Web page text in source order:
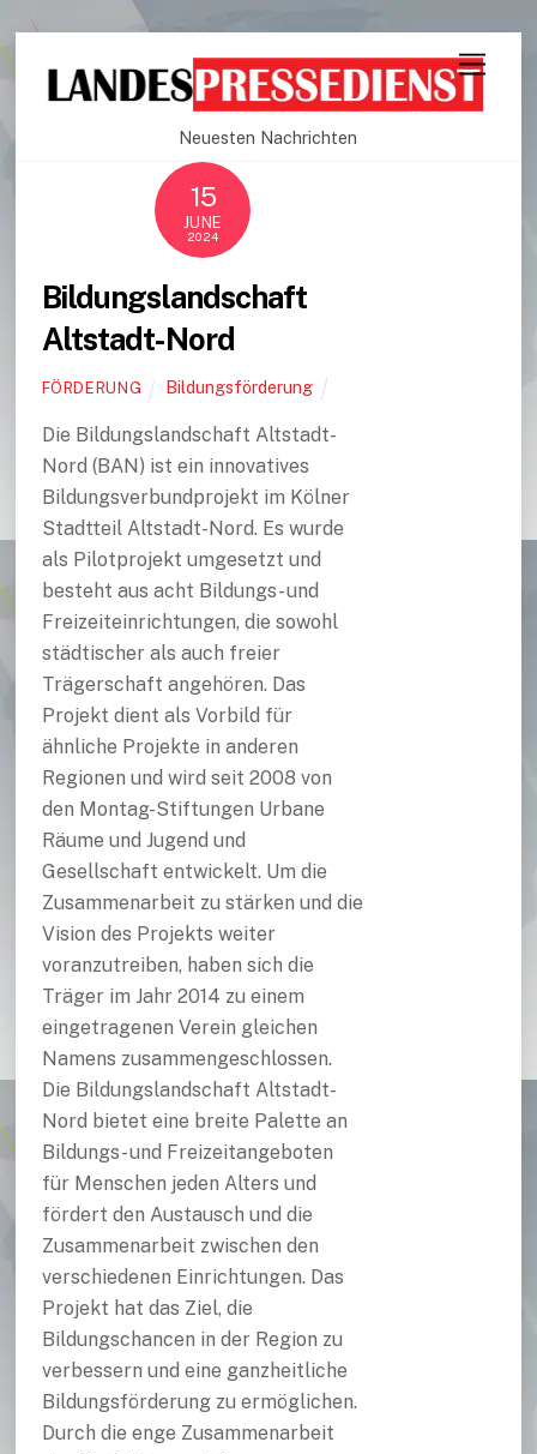
Neuesten Nachrichten
15
JUNE
2024
Bildungslandschaft
Altstadt-Nord
FÖRDERUNG Bildungsförderung
Die Bildungslandschaft Altstadt-
Nord (BAN) ist ein innovatives
Bildungsverbundprojekt im Kölner
Stadtteil Altstadt-Nord. Es wurde
als Pilotprojekt umgesetzt und
besteht aus acht Bildungs- und
Freizeiteinrichtungen, die sowohl
städtischer als auch freier
Trägerschaft angehören. Das
Projekt dient als Vorbild für
ähnliche Projekte in anderen
Regionen und wird seit 2008 von
den Montag-Stiftungen Urbane
Räume und Jugend und
Gesellschaft entwickelt. Um die
Zusammenarbeit zu stärken und die
Vision des Projekts weiter
voranzutreiben, haben sich die
Träger im Jahr 2014 zu einem
eingetragenen Verein gleichen
Namens zusammengeschlossen.
Die Bildungslandschaft Altstadt-
Nord bietet eine breite Palette an
Bildungs- und Freizeitangeboten
für Menschen jeden Alters und
fördert den Austausch und die
Zusammenarbeit zwischen den
verschiedenen Einrichtungen. Das
Projekt hat das Ziel, die
Bildungschancen in der Region zu
verbessern und eine ganzheitliche
Bildungsförderung zu ermöglichen.
Durch die enge Zusammenarbeit